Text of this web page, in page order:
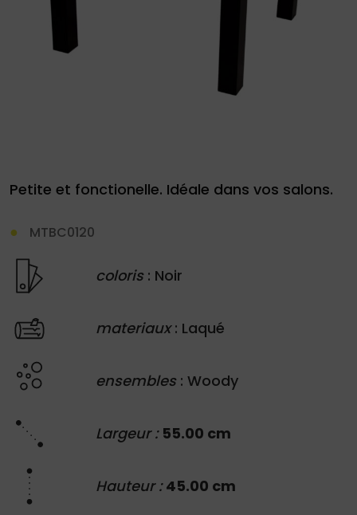
Petite et fonctionelle. Idéale dans vos salons.
MTBC0120
coloris: Noir
materiaux: Laqué
ensembles: Woody
Largeur : 55.00 cm
Hauteur :45.00 cm
devis
01
76